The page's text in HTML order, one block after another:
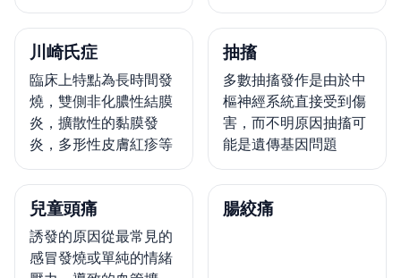
川崎氏症
臨床上特點為長時間發
燒，雙側非化膿性結膜
炎，擴散性的黏膜發
炎，多形性皮膚紅疹等
抽搐
多數抽搐發作是由於中
樞神經系統直接受到傷
害，而不明原因抽搐可
能是遺傳基因問題
兒童頭痛
誘發的原因從最常見的
感冒發燒或單純的情緒
腸絞痛